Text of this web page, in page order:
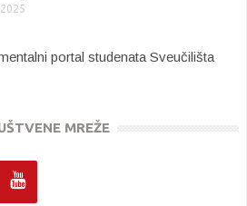
portal studenata Sveučilišta
MREŽE